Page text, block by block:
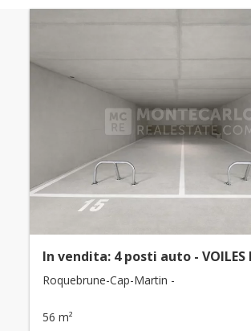
In vendita: 4 posti auto - VOILES
Roquebrune-Cap-Martin -
56 m²